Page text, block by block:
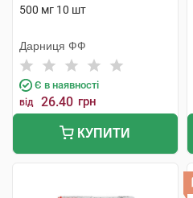
500 мг 10 шт
Дарниця ФФ
Є в наявності
від 26.40 грн
КУПИТИ